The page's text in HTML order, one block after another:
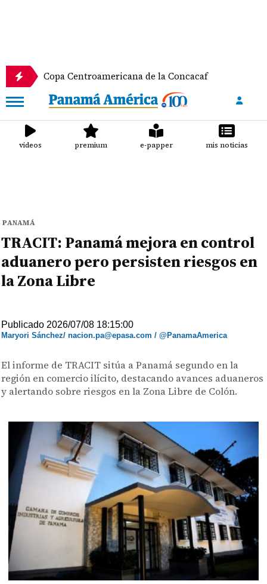
Centroamericana de la Concacaf
videos premium e-papper mis noticias
PANAMÁ
TRACIT: Panamá mejora en control
aduanero pero persisten riesgos en
la Zona Libre
Publicado 2026/07/08 18:15:00
Maryori Sánchez/ nacion.pa@epasa.com / @PanamaAmerica
El informe de TRACIT sitúa a Panamá segundo en la
región en comercio ilícito, destacando avances aduaneros
y alertando sobre riesgos en la Zona Libre de Colón.